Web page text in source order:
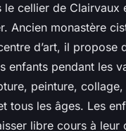
cellier de Clairvaux
Ancien monastère
d’art, il propose
enfants pendant les
peinture,
tous les âges. Les
libre cours à leur